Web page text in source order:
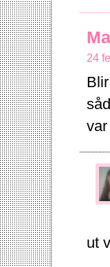
24
ut